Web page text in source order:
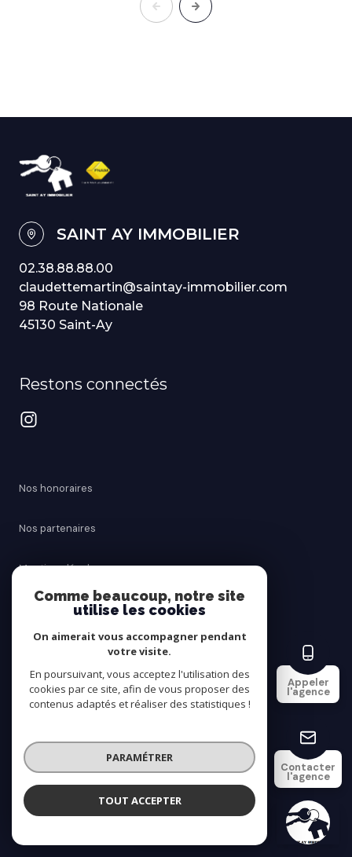
SAINT AY IMMOBILIER
Appeler
l'agence
Contacter
l'agence
SAINT AY IMMOBILIER
02.38.88.88.00
claudettemartin@saintay-immobilier.com
98 Route Nationale
45130 Saint-Ay
Restons connectés
Nos honoraires
Nos partenaires
Mentions légales
Cookies
© 2026 | Tous droits réservés
Réalisé par
Comme beaucoup, notre site
utilise les cookies
On aimerait vous accompagner pendant
votre visite.
En poursuivant, vous acceptez l'utilisation des
cookies par ce site, afin de vous proposer des
contenus adaptés et réaliser des statistiques !
PARAMÉTRER
TOUT ACCEPTER